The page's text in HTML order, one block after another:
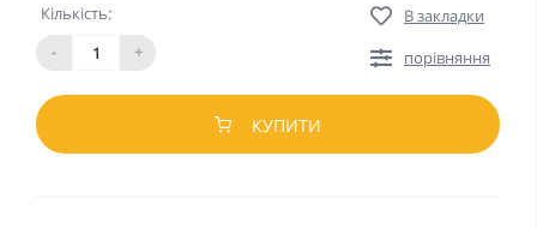
Кількість:
-
+
В закладки
порівняння
КУПИТИ